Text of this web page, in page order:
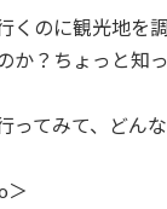
新
日
時
くのに観光地を
か？ちょっと知
ってみて、どん
＞